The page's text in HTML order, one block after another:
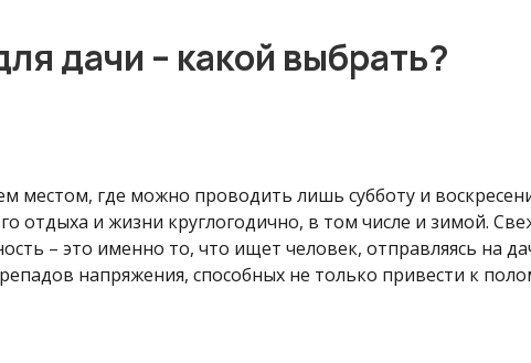
дачи – какой выбрать?
местом, где можно проводить лишь субботу и
отдыха и жизни круглогодично, в том числе и зимой.
– это именно то, что ищет человек, отправляясь на
напряжения, способных не только привести к